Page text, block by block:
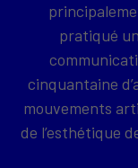
pratiqué
cinquantaine
mouvements
de l’esthétique